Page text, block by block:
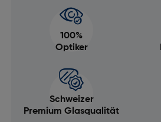
100%
Optiker
Schweizer
Premium Glasqualität